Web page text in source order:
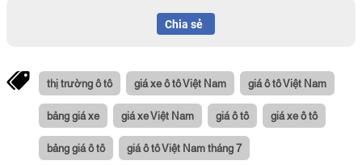
Chia sẻ
thị trường ô tô giá xe ô tô Việt Nam giá ô tô Việt Nam
bảng giá xe giá xe Việt Nam giá ô tô giá xe ô tô
bảng giá ô tô giá ô tô Việt Nam tháng 7